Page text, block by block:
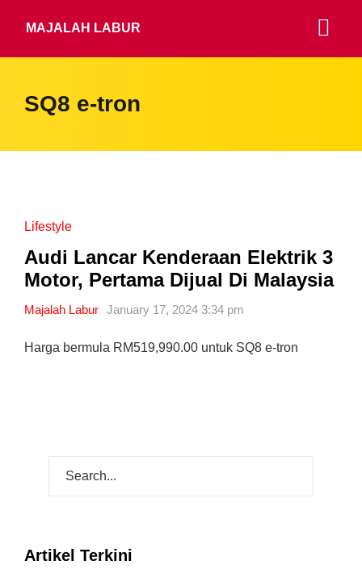
MAJALAH LABUR
SQ8 e-tron
Lifestyle
Audi Lancar Kenderaan Elektrik 3
Motor, Pertama Dijual Di Malaysia
Majalah Labur January 17, 2024 3:34 pm
Harga bermula RM519,990.00 untuk SQ8 e-tron
Artikel Terkini